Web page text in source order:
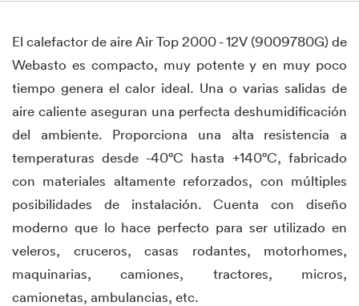
El calefactor de aire Air Top 2000 - 12V (9009780G) de
Webasto es compacto, muy potente y en muy poco
tiempo genera el calor ideal. Una o varias salidas de
aire caliente aseguran una perfecta deshumidificación
del ambiente. Proporciona una alta resistencia a
temperaturas desde -40°C hasta +140°C, fabricado
con materiales altamente reforzados, con múltiples
posibilidades de instalación. Cuenta con diseño
moderno que lo hace perfecto para ser utilizado en
veleros, cruceros, casas rodantes, motorhomes,
maquinarias, camiones, tractores, micros,
camionetas, ambulancias, etc.